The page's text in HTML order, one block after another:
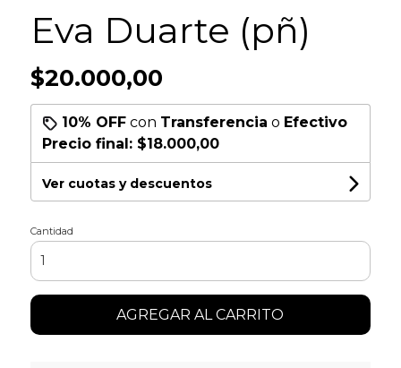
Eva Duarte (pñ)
$20.000,00
10% OFFcon Transferencia o Efectivo
Precio final: $18.000,00
Ver cuotas y descuentos
Cantidad
AGREGAR AL CARRITO